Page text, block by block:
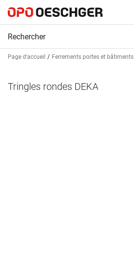
Page d’accueil Ferrements portes et bâtiments
Tringles rondes DEKA